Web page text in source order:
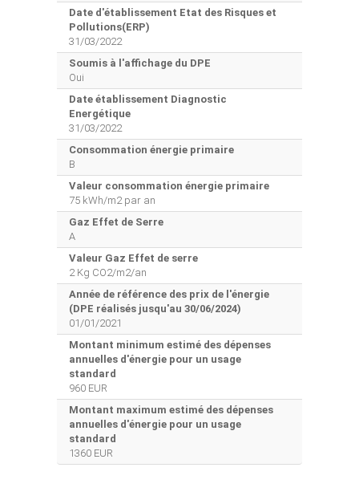
Date d'établissement Etat des Risques et
Pollutions(ERP)
31/03/2022
Soumis à l'affichage du DPE
Oui
Date établissement Diagnostic
Energétique
31/03/2022
Consommation énergie primaire
B
Valeur consommation énergie primaire
75 kWh/m2 par an
Gaz Effet de Serre
A
Valeur Gaz Effet de serre
2 Kg CO2/m2/an
Année de référence des prix de l'énergie
(DPE réalisés jusqu'au 30/06/2024)
01/01/2021
Montant minimum estimé des dépenses
annuelles d'énergie pour un usage
standard
960 EUR
Montant maximum estimé des dépenses
annuelles d'énergie pour un usage
standard
1360 EUR